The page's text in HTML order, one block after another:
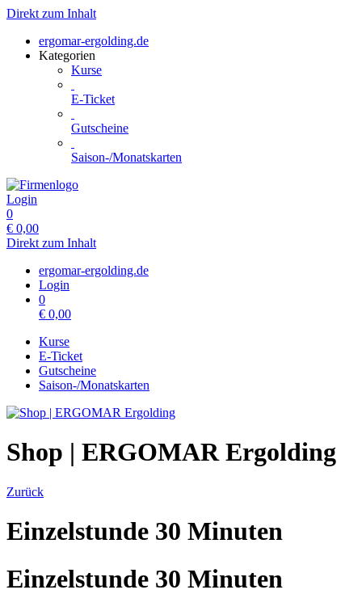
Direkt zum Inhalt
ergomar-ergolding.de
Kategorien
Kurse
E-Ticket
Gutscheine
Saison-/Monatskarten
Login
0
€ 0,00
Direkt zum Inhalt
ergomar-ergolding.de
Login
0
€ 0,00
Kurse
E-Ticket
Gutscheine
Saison-/Monatskarten
Shop | ERGOMAR Ergolding
Zurück
Einzelstunde 30 Minuten
Einzelstunde 30 Minuten